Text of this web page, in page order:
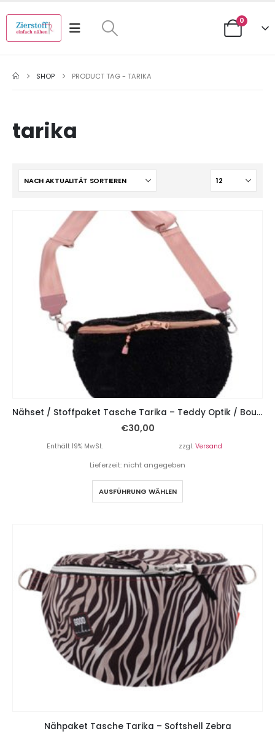
0
SHOP PRODUCT TAG -TARIKA
tarika
Nähset / Stoffpaket Tasche Tarika – Teddy Optik / Boucle Schwarz
€30,00
Enthält 19% MwSt. zzgl. Versand
Lieferzeit: nicht angegeben
AUSFÜHRUNG WÄHLEN
Nähpaket Tasche Tarika – Softshell Zebra